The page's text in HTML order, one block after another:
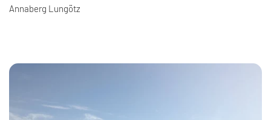
Annaberg Lungötz